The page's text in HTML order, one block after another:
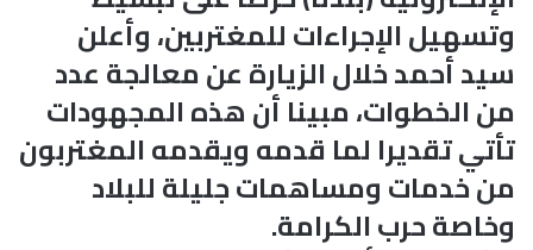
وتسهيل الإجراءات للمغتربين، وأعلن
سيد أحمد خلال الزيارة عن معالجة عدد
من الخطوات، مبينا أن هذه المجهودات
تأتي تقديرا لما قدمه ويقدمه المغتربون
من خدمات ومساهمات جليلة للبلاد
وخاصة حرب الكرامة.